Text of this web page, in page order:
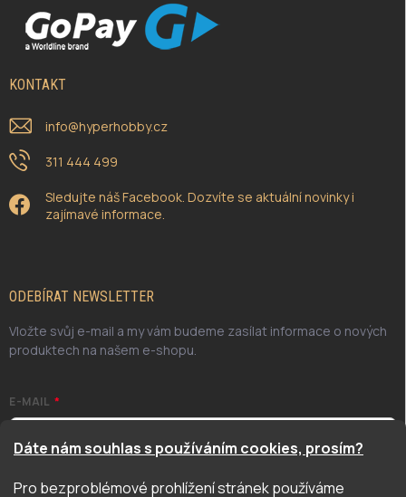
Dáte nám souhlas s používáním cookies, prosím?
Pro bezproblémové prohlížení stránek používáme
KONTAKT
info@hyperhobby.cz
311 444 499
Sledujte náš Facebook. Dozvíte se aktuální novinky i
zajímavé informace.
ODEBÍRAT NEWSLETTER
Vložte svůj e-mail a my vám budeme zasílat informace o nových
produktech na našem e-shopu.
E-MAIL
Odesláním potvrzuji, že jsem se seznámil/a se zásadami